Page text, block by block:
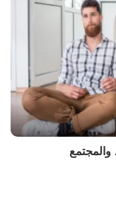
والمجتمع